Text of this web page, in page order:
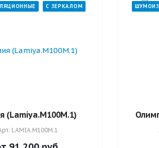
С ЗЕРКАЛОМ
(Lamiya.M100M.1)
LAMIA.M100M.1